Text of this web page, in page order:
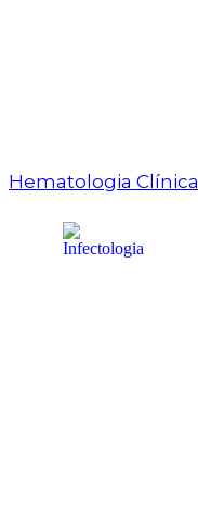
Hematologia Clínica